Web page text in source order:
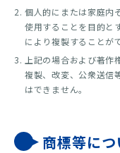
個人的にまたは家庭内
使用することを目的と
により複製することが
上記の場合および著作
複製、改変、公衆送信
はできません。
商標等につ